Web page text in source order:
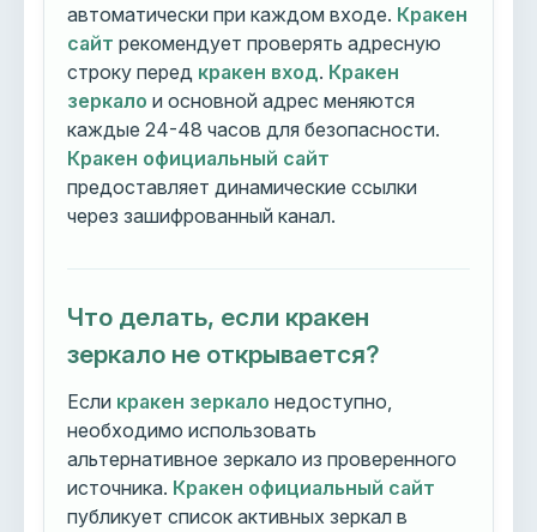
автоматически при каждом входе. Кракен
сайт рекомендует проверять адресную
строку перед кракен вход. Кракен
зеркало и основной адрес меняются
каждые 24-48 часов для безопасности.
Кракен официальный сайт
предоставляет динамические ссылки
через зашифрованный канал.
Что делать, если кракен
зеркало не открывается?
Если кракен зеркало недоступно,
необходимо использовать
альтернативное зеркало из проверенного
источника. Кракен официальный сайт
публикует список активных зеркал в